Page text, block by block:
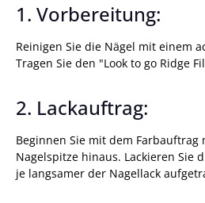
1. Vorbereitung:
Reinigen Sie die Nägel mit einem
Tragen Sie den "Look to go Ridge
2. Lackauftrag:
Beginnen Sie mit dem
Nagelspitze hinaus. Lackieren Sie
je langsamer der Nagellack